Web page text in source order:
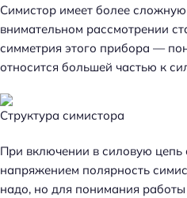
Симистор имеет более сложную
внимательном рассмотрении
симметрия этого прибора —
относится большей частью к
Структура симистора
При включении в силовую цепь
напряжением полярность
надо, но для понимания